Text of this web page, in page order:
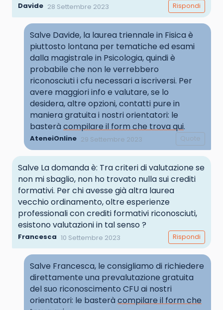
Davide 28 Settembre 2023 Rispondi
Salve Davide, la laurea triennale in Fisica è
piuttosto lontana per tematiche ed esami
dalla magistrale in Psicologia, quindi è
probabile che non le verrebbero
riconosciuti i cfu necessari a iscriversi. Per
avere maggiori info e valutare, se lo
desidera, altre opzioni, contatti pure in
maniera gratuita i nostri orientatori: le
basterà compilare il form che trova qui.
AteneiOnline 29 Settembre 2023 Quote
Salve La domanda è: Tra criteri di valutazione se
non mi sbaglio, non ho trovato nulla sui crediti
formativi. Per chi avesse già altra laurea
vecchio ordinamento, oltre esperienze
professionali con crediti formativi riconosciuti,
esistono valutazioni in tal senso ?
Francesca 10 Settembre 2023 Rispondi
Salve Francesca, le consigliamo di richiedere
direttamente una prevalutazione gratuita
del suo riconoscimento CFU ai nostri
orientatori: le basterà compilare il form che